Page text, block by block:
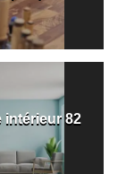
intérieur 82